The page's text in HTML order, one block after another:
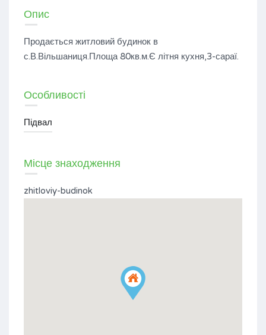
Опис
Продається житловий будинок в
с.В.Вільшаниця.Площа 80кв.м.Є літня кухня,3-сараї.
Особливості
Підвал
Місце знаходження
zhitloviy-budinok